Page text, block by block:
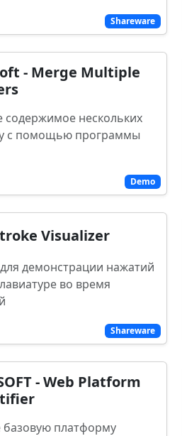
Shareware
Demo
- Merge Multiple
содержимое нескольких
с помощью программы
Shareware
Visualizer
демонстрации нажатий
во время
- Web Platform
базовую платформу